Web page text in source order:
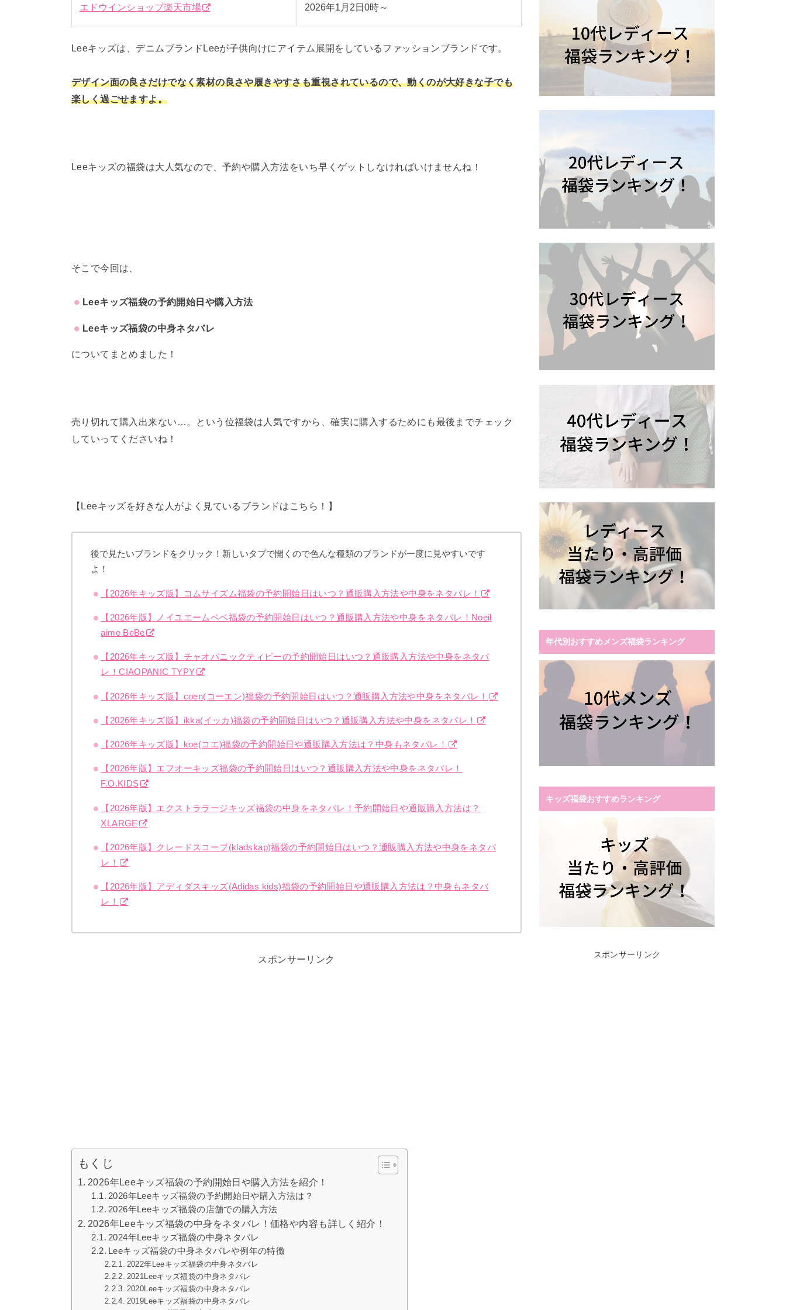
エドウインショップ楽天市場 2026年1月2日0時～
Leeキッズは、デニムブランドLeeが子供向けにアイテム展開をしているファッションブランドです。
デザイン面の良さだけでなく素材の良さや履きやすさも重視されているので、動くのが大好きな子でも
楽しく過ごせますよ。
Leeキッズの福袋は大人気なので、予約や購入方法をいち早くゲットしなければいけませんね！
そこで今回は、
Leeキッズ福袋の予約開始日や購入方法
Leeキッズ福袋の中身ネタバレ
についてまとめました！
売り切れて購入出来ない…。という位福袋は人気ですから、確実に購入するためにも最後までチェック
していってくださいね！
【Leeキッズを好きな人がよく見ているブランドはこちら！】
後で見たいブランドをクリック！新しいタブで開くので色んな種類のブランドが一度に見やすいです
よ！
【2026年キッズ版】コムサイズム福袋の予約開始日はいつ？通販購入方法や中身をネタバレ！
【2026年版】ノイユエームベベ福袋の予約開始日はいつ？通販購入方法や中身をネタバレ！Noeil
aime BeBe
【2026年キッズ版】チャオパニックティピーの予約開始日はいつ？通販購入方法や中身をネタバ
レ！CIAOPANIC TYPY
【2026年キッズ版】coen(コーエン)福袋の予約開始日はいつ？通販購入方法や中身をネタバレ！
【2026年キッズ版】ikka(イッカ)福袋の予約開始日はいつ？通販購入方法や中身をネタバレ！
【2026年キッズ版】koe(コエ)福袋の予約開始日や通販購入方法は？中身もネタバレ！
【2026年版】エフオーキッズ福袋の予約開始日はいつ？通販購入方法や中身をネタバレ！
F.O.KIDS
【2026年版】エクストララージキッズ福袋の中身をネタバレ！予約開始日や通販購入方法は？
XLARGE
【2026年版】クレードスコープ(kladskap)福袋の予約開始日はいつ？通販購入方法や中身をネタバ
レ！
【2026年版】アディダスキッズ(Adidas kids)福袋の予約開始日や通販購入方法は？中身もネタバ
レ！
スポンサーリンク
もくじ
2026年Leeキッズ福袋の予約開始日や購入方法を紹介！
2026年Leeキッズ福袋の予約開始日や購入方法は？
2026年Leeキッズ福袋の店舗での購入方法
2026年Leeキッズ福袋の中身をネタバレ！価格や内容も詳しく紹介！
2024年Leeキッズ福袋の中身ネタバレ
Leeキッズ福袋の中身ネタバレや例年の特徴
2022年Leeキッズ福袋の中身ネタバレ
2021Leeキッズ福袋の中身ネタバレ
2020Leeキッズ福袋の中身ネタバレ
2019Leeキッズ福袋の中身ネタバレ
年代別おすすめメンズ福袋ランキング
キッズ福袋おすすめランキング
スポンサーリンク